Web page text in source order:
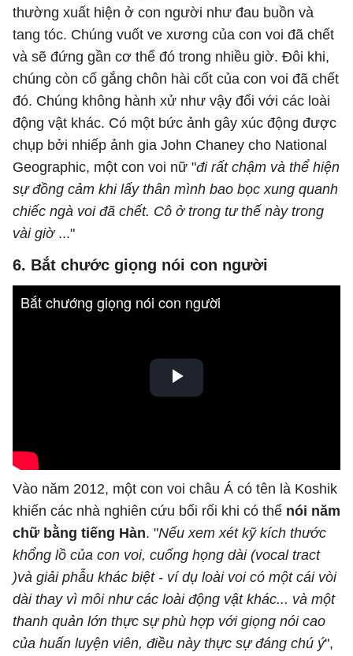
thường xuất hiện ở con người như đau buồn và
tang tóc. Chúng vuốt ve xương của con voi đã chết
và sẽ đứng gần cơ thể đó trong nhiều giờ. Đôi khi,
chúng còn cố gắng chôn hài cốt của con voi đã chết
đó. Chúng không hành xử như vậy đối với các loài
động vật khác. Có một bức ảnh gây xúc động được
chụp bởi nhiếp ảnh gia John Chaney cho National
Geographic, một con voi nữ "đi rất chậm và thể hiện
sự đồng cảm khi lấy thân mình bao bọc xung quanh
chiếc ngà voi đã chết. Cô ở trong tư thế này trong
vài giờ..."
6. Bắt chước giọng nói con người
Vào năm 2012, một con voi châu Á có tên là Koshik
khiến các nhà nghiên cứu bối rối khi có thể nói năm
chữ bằng tiếng Hàn. "Nếu xem xét kỹ kích thước
khổng lồ của con voi, cuống họng dài (vocal tract
)và giải phẫu khác biệt - ví dụ loài voi có một cái vòi
dài thay vì môi như các loài động vật khác... và một
thanh quản lớn thực sự phù hợp với giọng nói cao
của huấn luyện viên, điều này thực sự đáng chú ý",